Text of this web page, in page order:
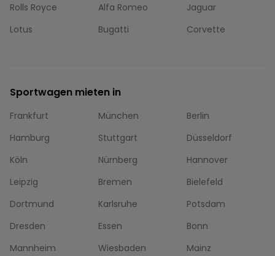
Rolls Royce
Alfa Romeo
Jaguar
Lotus
Bugatti Corvette
Sportwagen mieten in
Frankfurt München
Berlin
Hamburg
Stuttgart
Düsseldorf
Köln
Nürnberg
Hannover
Leipzig
Bremen
Bielefeld
Dortmund
Karlsruhe
Potsdam
Dresden
Essen
Bonn
Mannheim
Wiesbaden Mainz